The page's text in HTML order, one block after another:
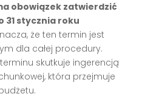
obowiązek zatwierdzić
31 stycznia roku
że ten termin jest
dla całej procedury.
skutkuje ingerencją
która przejmuje